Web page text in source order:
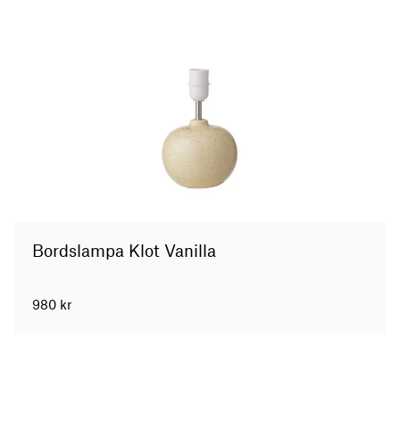
Bordslampa Klot Vanilla
980 kr